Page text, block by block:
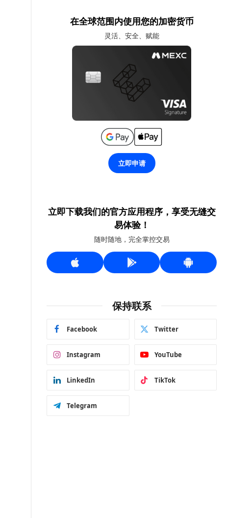
在全球范围内使用您的加密货币
灵活、安全、赋能
立即申请
立即下载我们的官方应用程序，享受无缝交
易体验！
随时随地，完全掌控交易
保持联系
Facebook Twitter
Instagram YouTube
LinkedIn TikTok
Telegram